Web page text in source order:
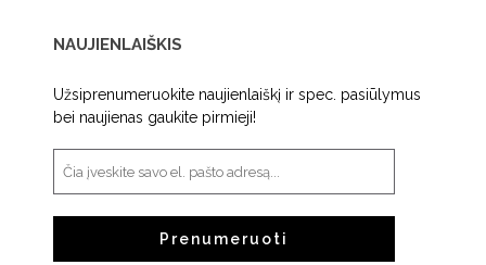
NAUJIENLAIŠKIS
Užsiprenumeruokite naujienlaiškį ir spec. pasiūlymus
bei naujienas gaukite pirmieji!
Prenumeruoti